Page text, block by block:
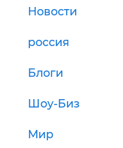
Новости
россия
Блоги
Шоу-Биз
Мир